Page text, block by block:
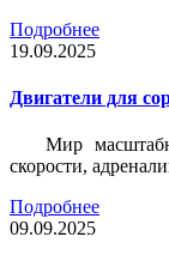
Подробнее
19.09.2025
Двигатели для
Мир
скорости,
Подробнее
09.09.2025